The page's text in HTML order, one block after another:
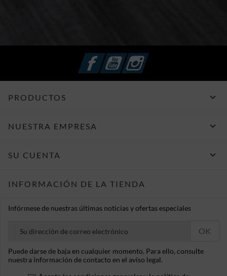
FacebookYouTubeInstagram
PRODUCTOS 
NUESTRA EMPRESA 
SU CUENTA 
INFORMACIÓN DE LA TIENDA
Infórmese de nuestras últimas noticias y ofertas especiales
Puede darse de baja en cualquier momento. Para ello, consulte
nuestra información de contacto en el aviso legal.